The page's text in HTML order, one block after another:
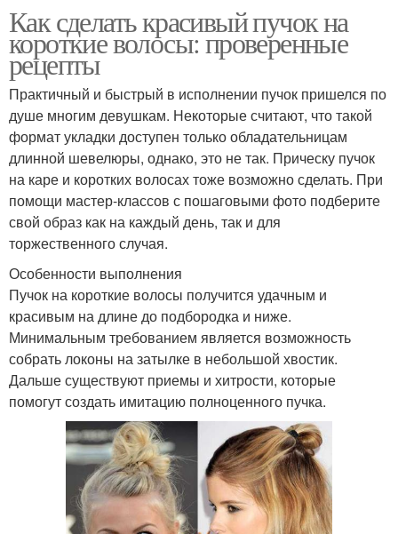
Как сделать красивый пучок на
короткие волосы: проверенные
рецепты
Практичный и быстрый в исполнении пучок пришелся по
душе многим девушкам. Некоторые считают, что такой
формат укладки доступен только обладательницам
длинной шевелюры, однако, это не так. Прическу пучок
на каре и коротких волосах тоже возможно сделать. При
помощи мастер-классов с пошаговыми фото подберите
свой образ как на каждый день, так и для
торжественного случая.
Особенности выполнения
Пучок на короткие волосы получится удачным и
красивым на длине до подбородка и ниже.
Минимальным требованием является возможность
собрать локоны на затылке в небольшой хвостик.
Дальше существуют приемы и хитрости, которые
помогут создать имитацию полноценного пучка.